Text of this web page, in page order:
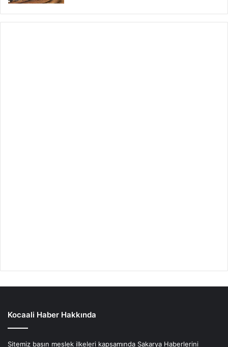
Kocaali Haber Hakkında
Sitemiz basın meslek ilkeleri kapsamında Sakarya Haberlerini